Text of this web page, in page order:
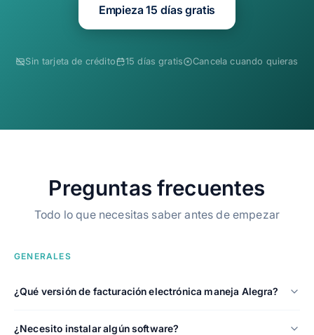
Empieza 15 días gratis
Sin tarjeta de crédito 15 días gratis Cancela cuando quieras
Preguntas frecuentes
Todo lo que necesitas saber antes de empezar
GENERALES
¿Qué versión de facturación electrónica maneja Alegra?
¿Necesito instalar algún software?